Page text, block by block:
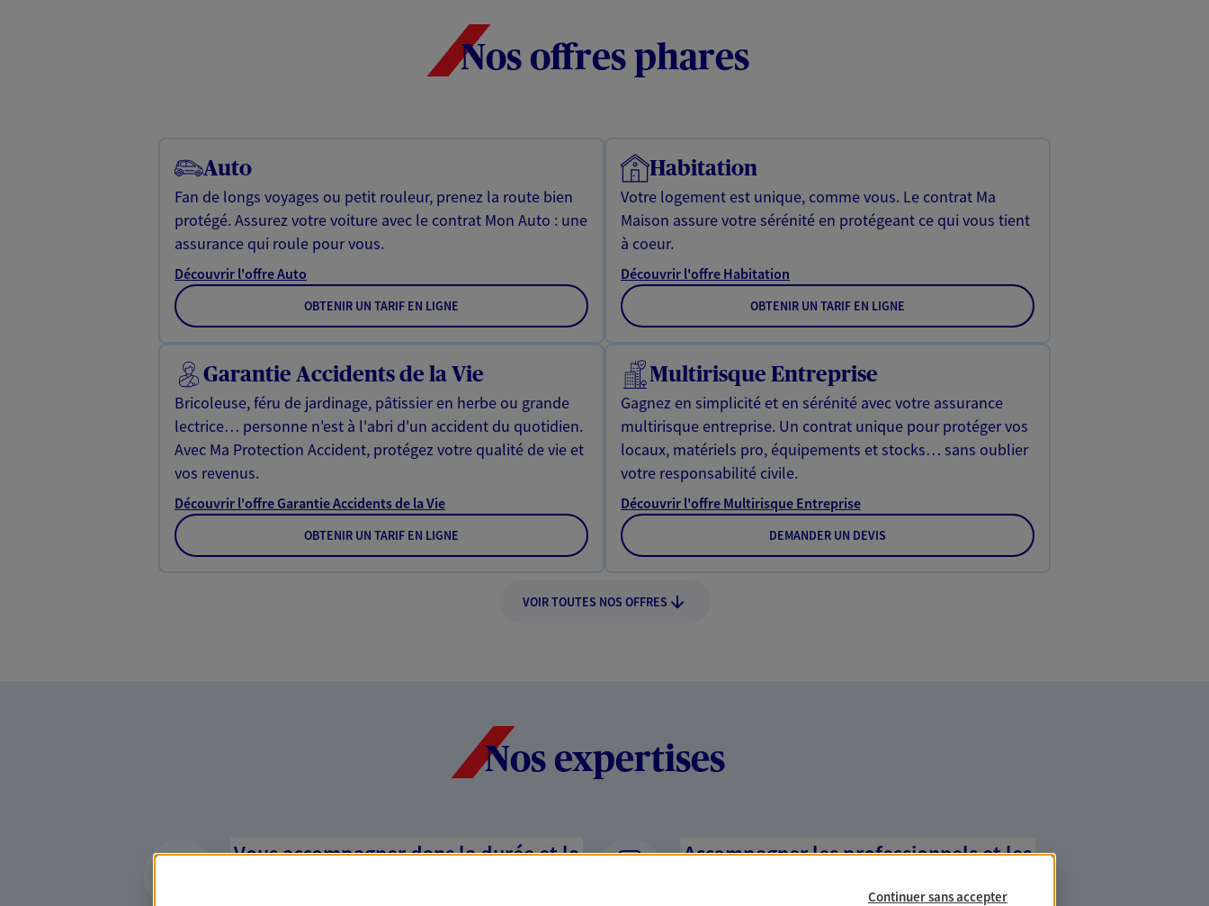
Nos offres phares
Auto
Fan de longs voyages ou petit rouleur, prenez la route bien
protégé. Assurez votre voiture avec le contrat Mon Auto : une
assurance qui roule pour vous.
Découvrir l'offre Auto
OBTENIR UN TARIF EN LIGNE
Habitation
Votre logement est unique, comme vous. Le contrat Ma
Maison assure votre sérénité en protégeant ce qui vous tient
à coeur.
Découvrir l'offre Habitation
OBTENIR UN TARIF EN LIGNE
Garantie Accidents de la Vie
Bricoleuse, féru de jardinage, pâtissier en herbe ou grande
lectrice… personne n'est à l'abri d'un accident du quotidien.
Avec Ma Protection Accident, protégez votre qualité de vie et
vos revenus.
Découvrir l'offre Garantie Accidents de la Vie
OBTENIR UN TARIF EN LIGNE
Multirisque Entreprise
Gagnez en simplicité et en sérénité avec votre assurance
multirisque entreprise. Un contrat unique pour protéger vos
locaux, matériels pro, équipements et stocks… sans oublier
votre responsabilité civile.
Découvrir l'offre Multirisque Entreprise
DEMANDER UN DEVIS
VOIR TOUTES NOS OFFRES
Nos expertises
Vous accompagner dans la durée et la
Accompagner les professionnels et les
Continuer sans accepter